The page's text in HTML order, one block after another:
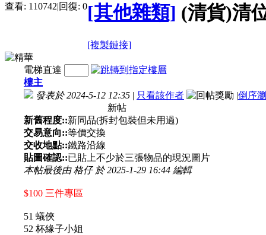
查看: 110742|回復: 0[其他雜類] (清貨)清
[複製鏈接]
電梯直達
樓主
發表於 2024-5-12 12:35 | 只看該作者 |倒序
新帖
新舊程度::新同品(拆封包裝但未用過)
交易意向::等價交換
交收地點::鐵路沿線
貼圖確認::已貼上不少於三張物品的現況圖片
本帖最後由 格仔 於 2025-1-29 16:44 編輯
$100 三件專區
51 蟻俠
52 杯緣子小姐